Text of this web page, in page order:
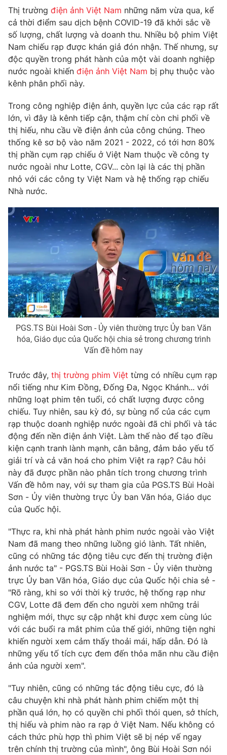
Câu chuyện quốc tế
Tài chính
Thị trường
Góc doanh nghiệp
Dữ liệu và đời sống
Truyền hình
Phim VTV
Hậu trường
Nhân vật
Khán giả
Giải sao mai
Giải trí
Âm nhạc
Sao
Đời sống
Du lịch
Làm đẹp
Chất lượng cuộc sống
Giáo dục
Tuyển sinh
Học trực tuyến
Công nghệ
Hitech Công nghệ tương lai
Thị trường
Tư vấn
Giao lưu trực tuyến
Lịch phát sóng
Chuyên mục khác
Emagazine Podcast
Photo Infographic
Video Shorts video
VTV Sức khoẻ Bất động sản
Thị trường 24h Tấm lòng Việt
VTV4 Vươn mình bằng AI
VTV9 VTV8
Liên hệ tòa soạn
THỜI BÁO VTV
Theo dõi báo trên
Cơ quan chủ quản:Đài Truyền hình Việt Nam
Cơ quan báo chí:Thời báo VTV
Giấy phép hoạt động báo in và báo điện tử số 483/GP-BTTTT
cấp ngày 29/12/2023
Phó Tổng Biên tập: Nguyễn Thị Mỹ Hạnh, Phạm Quốc Thắng,
Nguyễn Trọng Ninh
Tổng đài VTV:024.38 355 931 - 024.38 355 932
Ðiện thoại Thời báo VTV: 024.66 897 897
Email:toasoan@vtv.vn
Thị trường điện ảnh Việt Nam những năm vừa qua, kể
cả thời điểm sau dịch bệnh COVID-19 đã khởi sắc về
số lượng, chất lượng và doanh thu. Nhiều bộ phim Việt
Nam chiếu rạp được khán giả đón nhận. Thế nhưng, sự
độc quyền trong phát hành của một vài doanh nghiệp
nước ngoài khiến điện ảnh Việt Nam bị phụ thuộc vào
kênh phân phối này.
Trong công nghiệp điện ảnh, quyền lực của các rạp rất
lớn, vì đây là kênh tiếp cận, thậm chí còn chi phối về
thị hiếu, nhu cầu về điện ảnh của công chúng. Theo
thống kê sơ bộ vào năm 2021 - 2022, có tới hơn 80%
thị phần cụm rạp chiếu ở Việt Nam thuộc về công ty
nước ngoài như Lotte, CGV... còn lại là các thị phần
nhỏ với các công ty Việt Nam và hệ thống rạp chiếu
Nhà nước.
PGS.TS Bùi Hoài Sơn - Ủy viên thường trực Ủy ban Văn
hóa, Giáo dục của Quốc hội chia sẻ trong chương trình
Vấn đề hôm nay
Trước đây, thị trường phim Việt từng có nhiều cụm rạp
nổi tiếng như Kim Đồng, Đống Đa, Ngọc Khánh... với
những loạt phim tên tuổi, có chất lượng được công
chiếu. Tuy nhiên, sau kỳ đó, sự bùng nổ của các cụm
rạp thuộc doanh nghiệp nước ngoài đã chi phối và tác
động đến nền điện ảnh Việt. Làm thế nào để tạo điều
kiện cạnh tranh lành mạnh, cân bằng, đảm bảo yếu tố
giải trí và cả văn hoá cho phim Việt ra rạp? Câu hỏi
này đã được phần nào phân tích trong chương trình
Vấn đề hôm nay, với sự tham gia của PGS.TS Bùi Hoài
Sơn - Ủy viên thường trực Ủy ban Văn hóa, Giáo dục
của Quốc hội.
"Thực ra, khi nhà phát hành phim nước ngoài vào Việt
Nam đã mang theo những luồng gió lành. Tất nhiên,
cũng có những tác động tiêu cực đến thị trường điện
ảnh nước ta" - PGS.TS Bùi Hoài Sơn - Ủy viên thường
trực Ủy ban Văn hóa, Giáo dục của Quốc hội chia sẻ -
"Rõ ràng, khi so với thời kỳ trước, hệ thống rạp như
CGV, Lotte đã đem đến cho người xem những trải
nghiệm mới, thực sự cập nhật khi được xem cùng lúc
với các buổi ra mắt phim của thế giới, những tiện nghi
khiến người xem cảm thấy thoải mái, hấp dẫn. Đó là
những yếu tố tích cực đem đến thỏa mãn nhu cầu điện
ảnh của người xem".
"Tuy nhiên, cũng có những tác động tiêu cực, đó là
câu chuyện khi nhà phát hành phim chiếm một thị
phần quá lớn, họ có quyền chi phối thói quen, sở thích,
thị hiếu và phim nào ra rạp ở Việt Nam. Nếu không có
cách thức phù hợp thì phim Việt sẽ bị nép vế ngay
trên chính thị trường của mình", ông Bùi Hoài Sơn nói